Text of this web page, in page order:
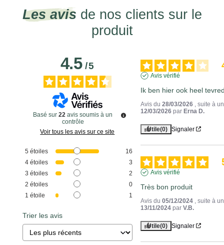
Les avis de nos clients sur le
produit
4.5/5
Basé sur22 avis soumis à un
contrôle
Voir tous les avis sur ce site
5 étoiles
16
4 étoiles
3
3 étoiles
2
2 étoiles
0
1 étoile 1
Trier les avis
Avis vérifié
Ik ben hier ook heel
Avis du28/03/2026 , suite à
12/03/2026 parErna D.
Utile(0) Signaler
Avis vérifié
Très bon produit
Avis du05/12/2024 , suite à
13/11/2024 parV.B.
Utile(0) Signaler